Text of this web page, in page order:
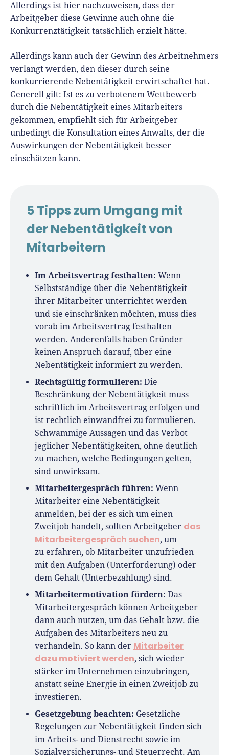
Allerdings ist hier nachzuweisen, dass der
Arbeitgeber diese Gewinne auch ohne die
Konkurrenztätigkeit tatsächlich erzielt hätte.
Allerdings kann auch der Gewinn des Arbeitnehmers
verlangt werden, den dieser durch seine
konkurrierende Nebentätigkeit erwirtschaftet hat.
Generell gilt: Ist es zu verbotenem Wettbewerb
durch die Nebentätigkeit eines Mitarbeiters
gekommen, empfiehlt sich für Arbeitgeber
unbedingt die Konsultation eines Anwalts, der die
Auswirkungen der Nebentätigkeit besser
einschätzen kann.
5 Tipps zum Umgang mit
der Nebentätigkeit von
Mitarbeitern
Im Arbeitsvertrag festhalten: Wenn
Selbstständige über die Nebentätigkeit
ihrer Mitarbeiter unterrichtet werden
und sie einschränken möchten, muss dies
vorab im Arbeitsvertrag festhalten
werden. Anderenfalls haben Gründer
keinen Anspruch darauf, über eine
Nebentätigkeit informiert zu werden.
Rechtsgültig formulieren: Die
Beschränkung der Nebentätigkeit muss
schriftlich im Arbeitsvertrag erfolgen und
ist rechtlich einwandfrei zu formulieren.
Schwammige Aussagen und das Verbot
jeglicher Nebentätigkeiten, ohne deutlich
zu machen, welche Bedingungen gelten,
sind unwirksam.
Mitarbeitergespräch führen: Wenn
Mitarbeiter eine Nebentätigkeit
anmelden, bei der es sich um einen
Zweitjob handelt, sollten Arbeitgeber das
Mitarbeitergespräch suchen, um
zu erfahren, ob Mitarbeiter unzufrieden
mit den Aufgaben (Unterforderung) oder
dem Gehalt (Unterbezahlung) sind.
Mitarbeitermotivation fördern: Das
Mitarbeitergespräch können Arbeitgeber
dann auch nutzen, um das Gehalt bzw. die
Aufgaben des Mitarbeiters neu zu
verhandeln. So kann der Mitarbeiter
dazu motiviert werden, sich wieder
stärker im Unternehmen einzubringen,
anstatt seine Energie in einen Zweitjob zu
investieren.
Gesetzgebung beachten: Gesetzliche
Regelungen zur Nebentätigkeit finden sich
im Arbeits- und Dienstrecht sowie im
Sozialversicherungs- und Steuerrecht. Am